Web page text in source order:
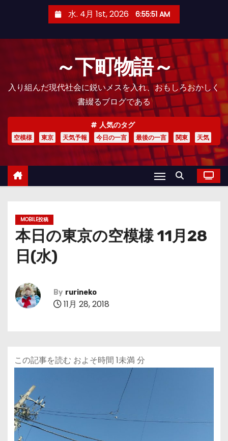
水. 4月 1st, 2026 6:55:52 AM
～下町物語～
入り組んだ現代社会に鋭いメスを入れ、おもしろおかしく
書綴るブログである
人気のタグ
空模様 東京 天気予報 今日の一言 最後の一言 関東 天気
MOBILE投稿
本日の東京の空模様 11月28
日(水)
By rurineko
11月 28, 2018
この記事を読む およそ時間 1未満 分